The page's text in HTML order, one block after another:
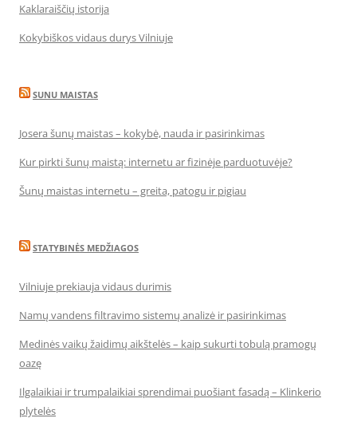
Kaklaraiščių istorija
Kokybiškos vidaus durys Vilniuje
SUNU MAISTAS
Josera šunų maistas – kokybė, nauda ir pasirinkimas
Kur pirkti šunų maistą: internetu ar fizinėje parduotuvėje?
Šunų maistas internetu – greita, patogu ir pigiau
STATYBINĖS MEDŽIAGOS
Vilniuje prekiauja vidaus durimis
Namų vandens filtravimo sistemų analizė ir pasirinkimas
Medinės vaikų žaidimų aikštelės – kaip sukurti tobulą pramogų
oazę
Ilgalaikiai ir trumpalaikiai sprendimai puošiant fasadą – Klinkerio
plytelės